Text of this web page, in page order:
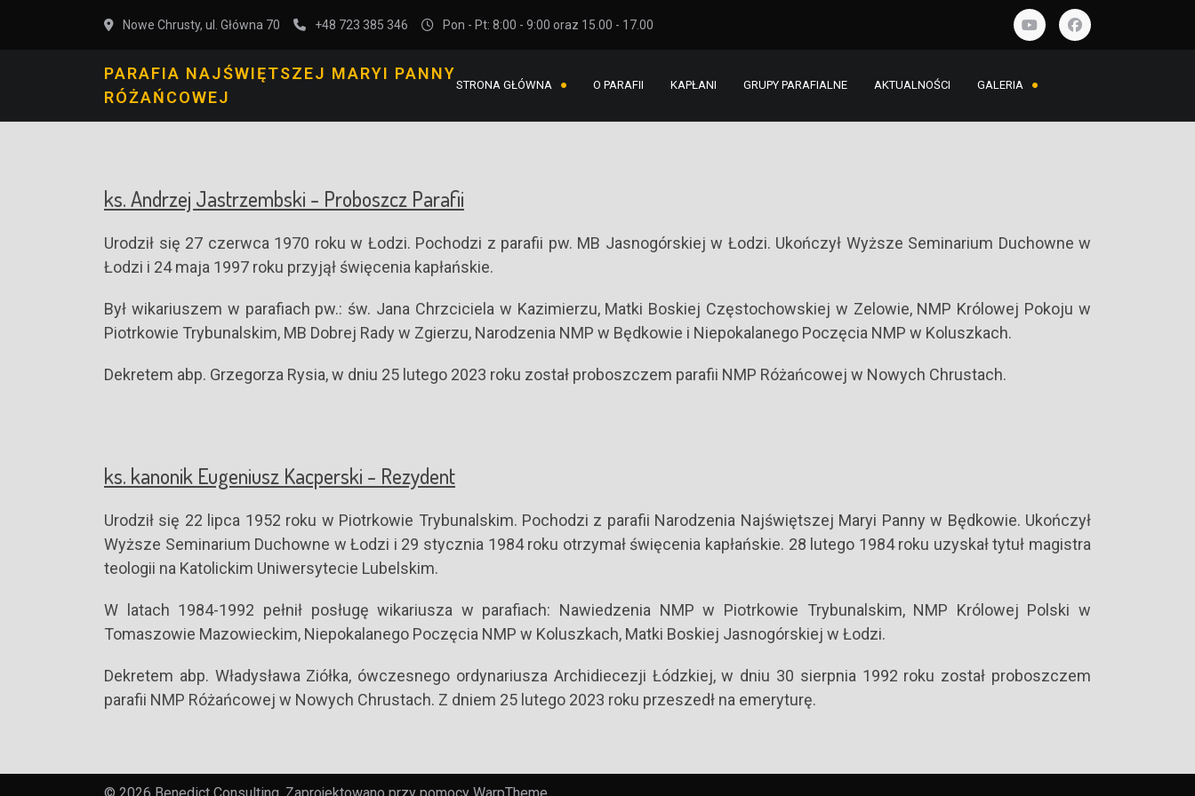
Nowe Chrusty, ul. Główna 70 +48 723 385 346 Pon - Pt: 8:00 - 9:00 oraz 15.00 - 17.00
PARAFIA NAJŚWIĘTSZEJ MARYI PANNY
RÓŻAŃCOWEJ
STRONA GŁÓWNA O PARAFII KAPŁANI GRUPY PARAFIALNE AKTUALNOŚCI GALERIA
ks. Andrzej Jastrzembski - Proboszcz Parafii
Urodził się 27 czerwca 1970 roku w Łodzi. Pochodzi z parafii pw. MB Jasnogórskiej w Łodzi. Ukończył Wyższe Seminarium Duchowne w
Łodzi i 24 maja 1997 roku przyjął święcenia kapłańskie.
Był wikariuszem w parafiach pw.: św. Jana Chrzciciela w Kazimierzu, Matki Boskiej Częstochowskiej w Zelowie, NMP Królowej Pokoju w
Piotrkowie Trybunalskim, MB Dobrej Rady w Zgierzu, Narodzenia NMP w Będkowie i Niepokalanego Poczęcia NMP w Koluszkach.
Dekretem abp. Grzegorza Rysia, w dniu 25 lutego 2023 roku został proboszczem parafii NMP Różańcowej w Nowych Chrustach.
ks. kanonik Eugeniusz Kacperski - Rezydent
Urodził się 22 lipca 1952 roku w Piotrkowie Trybunalskim. Pochodzi z parafii Narodzenia Najświętszej Maryi Panny w Będkowie. Ukończył
Wyższe Seminarium Duchowne w Łodzi i 29 stycznia 1984 roku otrzymał święcenia kapłańskie. 28 lutego 1984 roku uzyskał tytuł magistra
teologii na Katolickim Uniwersytecie Lubelskim.
W latach 1984-1992 pełnił posługę wikariusza w parafiach: Nawiedzenia NMP w Piotrkowie Trybunalskim, NMP Królowej Polski w
Tomaszowie Mazowieckim, Niepokalanego Poczęcia NMP w Koluszkach, Matki Boskiej Jasnogórskiej w Łodzi.
Dekretem abp. Władysława Ziółka, ówczesnego ordynariusza Archidiecezji Łódzkiej, w dniu 30 sierpnia 1992 roku został proboszczem
parafii NMP Różańcowej w Nowych Chrustach. Z dniem 25 lutego 2023 roku przeszedł na emeryturę.